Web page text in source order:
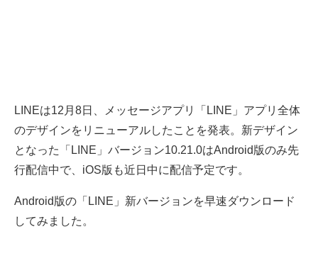
LINEは12月8日、メッセージアプリ「LINE」アプリ全体
のデザインをリニューアルしたことを発表。新デザイン
となった「LINE」 バージョン10.21.0はAndroid版のみ先
行配信中で、iOS版も近日中に配信予定です。
Android版の「LINE」新バージョンを早速ダウンロード
してみました。